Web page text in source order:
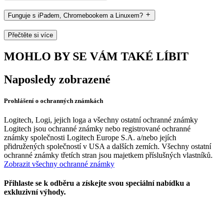
Funguje s iPadem, Chromebookem a Linuxem?
Přečtěte si více
MOHLO BY SE VÁM TAKÉ LÍBIT
Naposledy zobrazené
Prohlášení o ochranných známkách
Logitech, Logi, jejich loga a všechny ostatní ochranné známky
Logitech jsou ochranné známky nebo registrované ochranné
známky společnosti Logitech Europe S.A. a/nebo jejích
přidružených společností v USA a dalších zemích. Všechny ostatní
ochranné známky třetích stran jsou majetkem příslušných vlastníků.
Zobrazit všechny ochranné známky
Přihlaste se k odběru a získejte svou speciální nabídku a
exkluzivní výhody.